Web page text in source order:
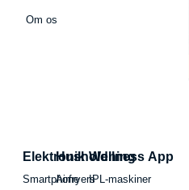
Om os
Elektronik
Smartphone
Husholdning
Airfryers
Wellness App
IPL-maskiner